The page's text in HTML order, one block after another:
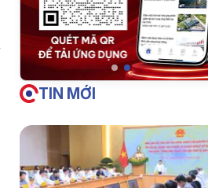
TIN MỚI